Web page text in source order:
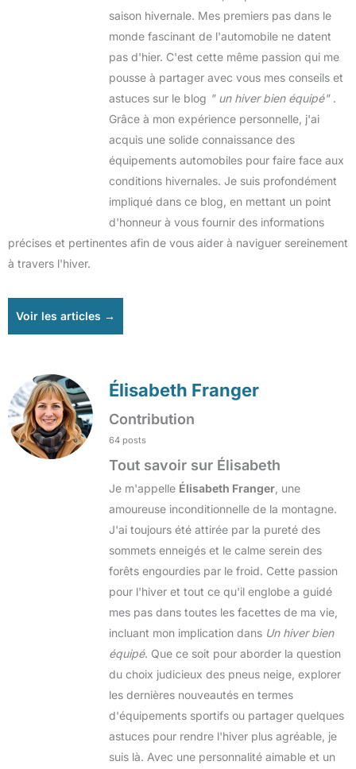
saison hivernale. Mes premiers pas dans le
monde fascinant de l'automobile ne datent
pas d'hier. C'est cette même passion qui me
pousse à partager avec vous mes conseils et
astuces sur le blog " un hiver bien équipé".
Grâce à mon expérience personnelle, j'ai
acquis une solide connaissance des
équipements automobiles pour faire face aux
conditions hivernales. Je suis profondément
impliqué dans ce blog, en mettant un point
d'honneur à vous fournir des informations
précises et pertinentes afin de vous aider à naviguer sereinement
à travers l'hiver.
Voir les articles →
Élisabeth Franger
Contribution
64 posts
Tout savoir sur Élisabeth
Je m'appelle Élisabeth Franger, une
amoureuse inconditionnelle de la montagne.
J'ai toujours été attirée par la pureté des
sommets enneigés et le calme serein des
forêts engourdies par le froid. Cette passion
pour l'hiver et tout ce qu'il englobe a guidé
mes pas dans toutes les facettes de ma vie,
incluant mon implication dans Un hiver bien
équipé. Que ce soit pour aborder la question
du choix judicieux des pneus neige, explorer
les dernières nouveautés en termes
d'équipements sportifs ou partager quelques
astuces pour rendre l'hiver plus agréable, je
suis là. Avec une personnalité aimable et un